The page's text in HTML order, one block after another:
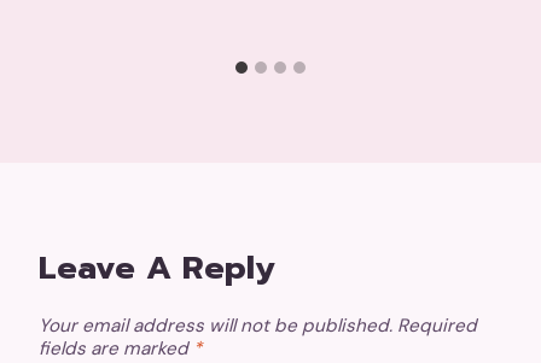
Leave A Reply
Your email address will not be published. Required
fields are marked *